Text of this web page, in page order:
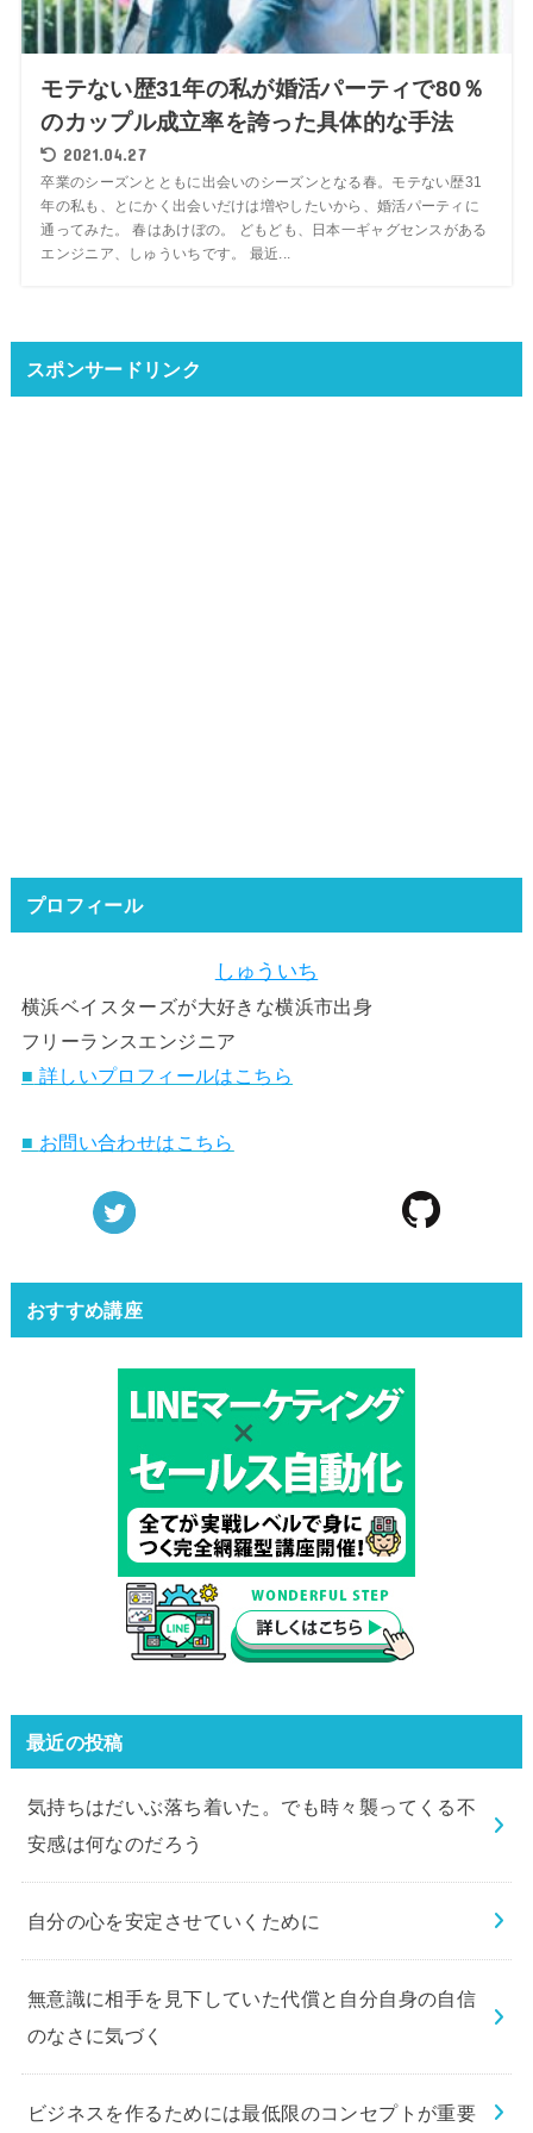
モテない歴31年の私が婚活パーティで80％
のカップル成立率を誇った具体的な手法
2021.04.27
卒業のシーズンとともに出会いのシーズンとなる春。モテない歴31
年の私も、とにかく出会いだけは増やしたいから、婚活パーティに
通ってみた。 春はあけぼの。 どもども、日本一ギャグセンスがある
エンジニア、しゅういちです。 最近...
スポンサードリンク
プロフィール
しゅういち
横浜ベイスターズが大好きな横浜市出身
フリーランスエンジニア
■ 詳しいプロフィールはこちら
■ お問い合わせはこちら
おすすめ講座
最近の投稿
気持ちはだいぶ落ち着いた。でも時々襲ってくる不
安感は何なのだろう
自分の心を安定させていくために
無意識に相手を見下していた代償と自分自身の自信
のなさに気づく
ビジネスを作るためには最低限のコンセプトが重要